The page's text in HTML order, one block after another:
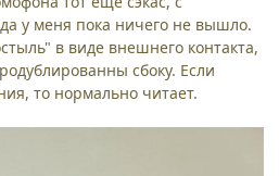
у меня пока ничего не вышло.
в виде внешнего контакта,
сбоку. Если
то нормально читает.